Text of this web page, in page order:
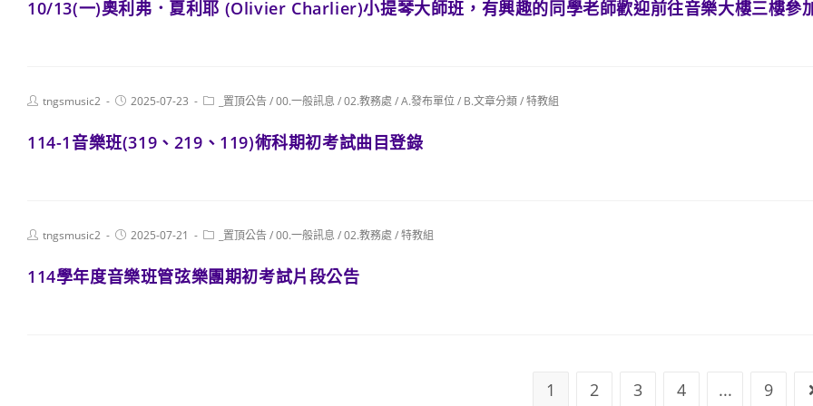
10/13(一)奧利弗．夏利耶 (Olivier Charlier)小提琴大師班，有興趣的同學老師歡迎前往音樂大樓三樓參
Posttngsmusic2
Post2025-07-23
Post _置頂公告/00.一般訊息 /02.教務處 /A.發布單位/ B.文章分類/特教組
114-1音樂班(319、219、119)術科期初考試曲目登錄
Posttngsmusic2
Post2025-07-21
Post _置頂公告/00.一般訊息 /02.教務處 /特教組
114學年度音樂班管弦樂團期初考試片段公告
1 2 3 4 ... 9